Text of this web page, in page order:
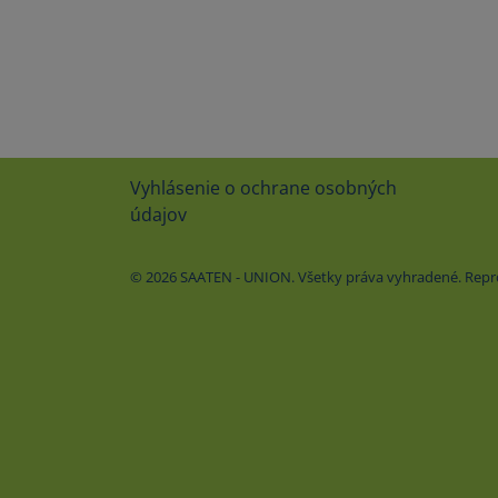
Vyhlásenie o ochrane osobných
údajov
© 2026 SAATEN - UNION. Všetky práva vyhradené.